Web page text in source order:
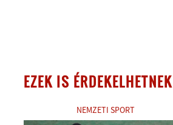
EZEK IS ÉRDEKELHETNEK
NEMZETI SPORT